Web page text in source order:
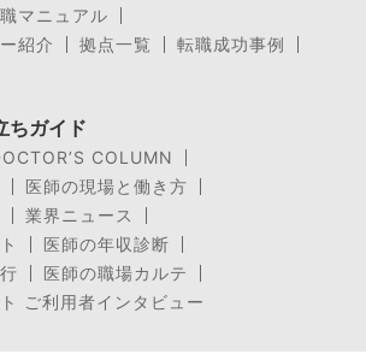
マニュアル
紹介
拠点一覧
転職成功事例
ちガイド
COLUMN
医師の現場と働き方
業界ニュース
医師の年収診断
医師の職場カルテ
ご利用者インタビュー